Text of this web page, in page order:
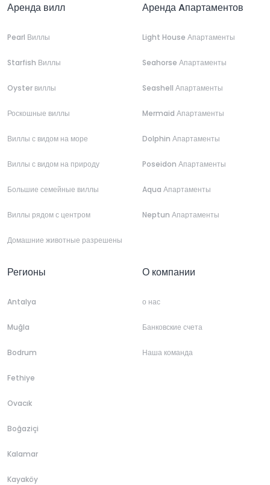
Аренда вилл
Pearl Виллы
Starfish Виллы
Oyster виллы
Роскошные виллы
Виллы с видом на море
Виллы с видом на природу
Большие семейные виллы
Виллы рядом с центром
Домашние животные разрешены
Аренда Aпартаментов
Light House Апартаменты
Seahorse Апартаменты
Seashell Апартаменты
Mermaid Апартаменты
Dolphin Апартаменты
Poseidon Апартаменты
Aqua Апартаменты
Neptun Апартаменты
Регионы
Antalya
Muğla
Bodrum
Fethiye
Ovacık
Boğaziçi
Kalamar
Kayaköy
О компании
о нас
Банковские счета
Наша команда